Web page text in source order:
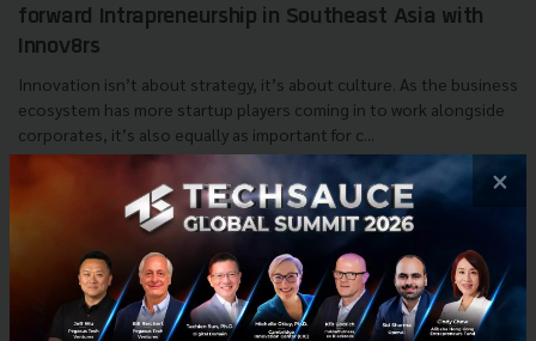
forward Intrapreneurship in Southeast Asia with
Innov8rs
Innovation isn’t about strategy, it’s about culture. As the business
ecosystem has more startup players coming in to work alongside
corporates, it’s also equally as important for c...
Intrapreneurship
×